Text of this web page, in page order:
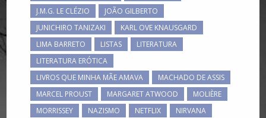
J.M.G. LE CLÉZIO
JOÃO GILBERTO
JUNICHIRO TANIZAKI
KARL OVE KNAUSGARD
LIMA BARRETO
LISTAS
LITERATURA
LITERATURA ERÓTICA
LIVROS QUE MINHA MÃE AMAVA
MACHADO DE ASSIS
MARCEL PROUST
MARGARET ATWOOD
MOLIÈRE
MORRISSEY
NAZISMO NETFLIX
NIRVANA